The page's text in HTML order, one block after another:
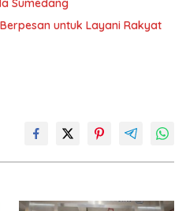
Sumedang
untuk Layani Rakyat